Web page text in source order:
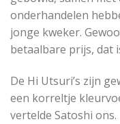
onderhandelen
jonge kweker.
betaalbare prijs, dat
De Hi Utsuri’s zijn
een korreltje
vertelde Satoshi